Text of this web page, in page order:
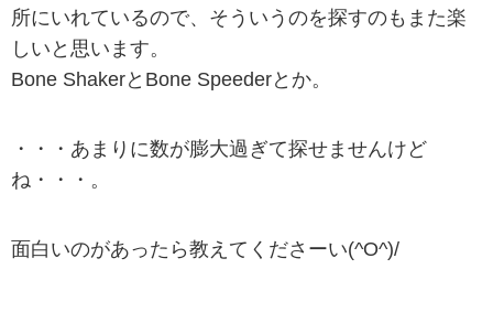
所にいれているので、そういうのを探すのもまた楽
しいと思います。
Bone ShakerとBone Speederとか。
・・・あまりに数が膨大過ぎて探せませんけど
ね・・・。
面白いのがあったら教えてくださーい(^O^)/